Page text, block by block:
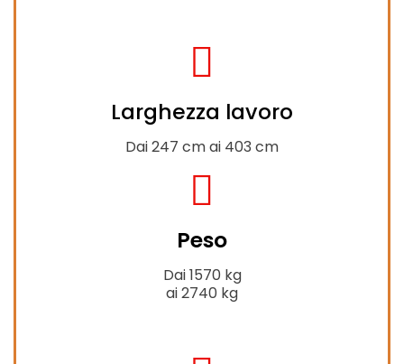
expand-
alt
Larghezza lavoro
Dai 247 cm ai 403 cm
weight-
hanging
Peso
Dai 1570 kg
ai 2740 kg